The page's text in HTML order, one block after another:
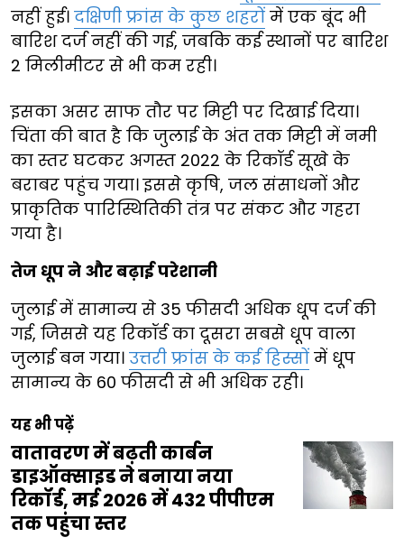
नहीं हुई। दक्षिणी फ्रांस के कुछ शहरों में एक बूंद भी
बारिश दर्ज नहीं की गई, जबकि कई स्थानों पर बारिश
2 मिलीमीटर से भी कम रही।
इसका असर साफ तौर पर मिट्टी पर दिखाई दिया।
चिंता की बात है कि जुलाई के अंत तक मिट्टी में नमी
का स्तर घटकर अगस्त 2022 के रिकॉर्ड सूखे के
बराबर पहुंच गया। इससे कृषि, जल संसाधनों और
प्राकृतिक पारिस्थितिकी तंत्र पर संकट और गहरा
गया है।
तेज धूप ने और बढ़ाई परेशानी
जुलाई में सामान्य से 35 फीसदी अधिक धूप दर्ज की
गई, जिससे यह रिकॉर्ड का दूसरा सबसे धूप वाला
जुलाई बन गया। उत्तरी फ्रांस के कई हिस्सों में धूप
सामान्य के 60 फीसदी से भी अधिक रही।
यह भी पढ़ें
वातावरण में बढ़ती कार्बन
डाइऑक्साइड ने बनाया नया
रिकॉर्ड, मई 2026 में 432 पीपीएम
तक पहुंचा स्तर